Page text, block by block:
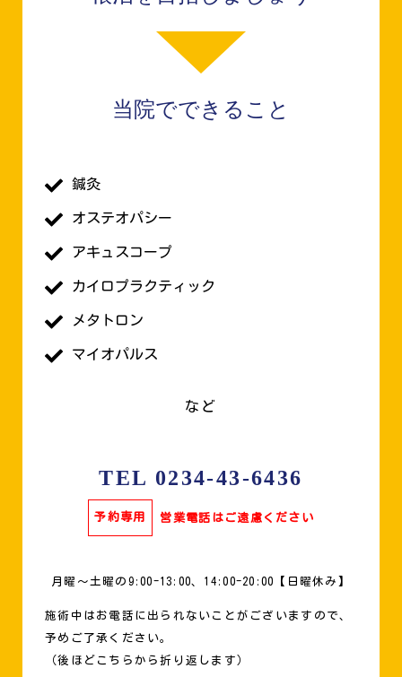
当院でできること
鍼灸
オステオパシー
アキュスコープ
カイロプラクティック
メタトロン
マイオパルス
など
TEL 0234-43-6436
予約専用 営業電話はご遠慮ください
月曜〜土曜の9:00-13:00、14:00-20:00【日曜休み】
施術中はお電話に出られないことがございますので、
予めご了承ください。
（後ほどこちらから折り返します）